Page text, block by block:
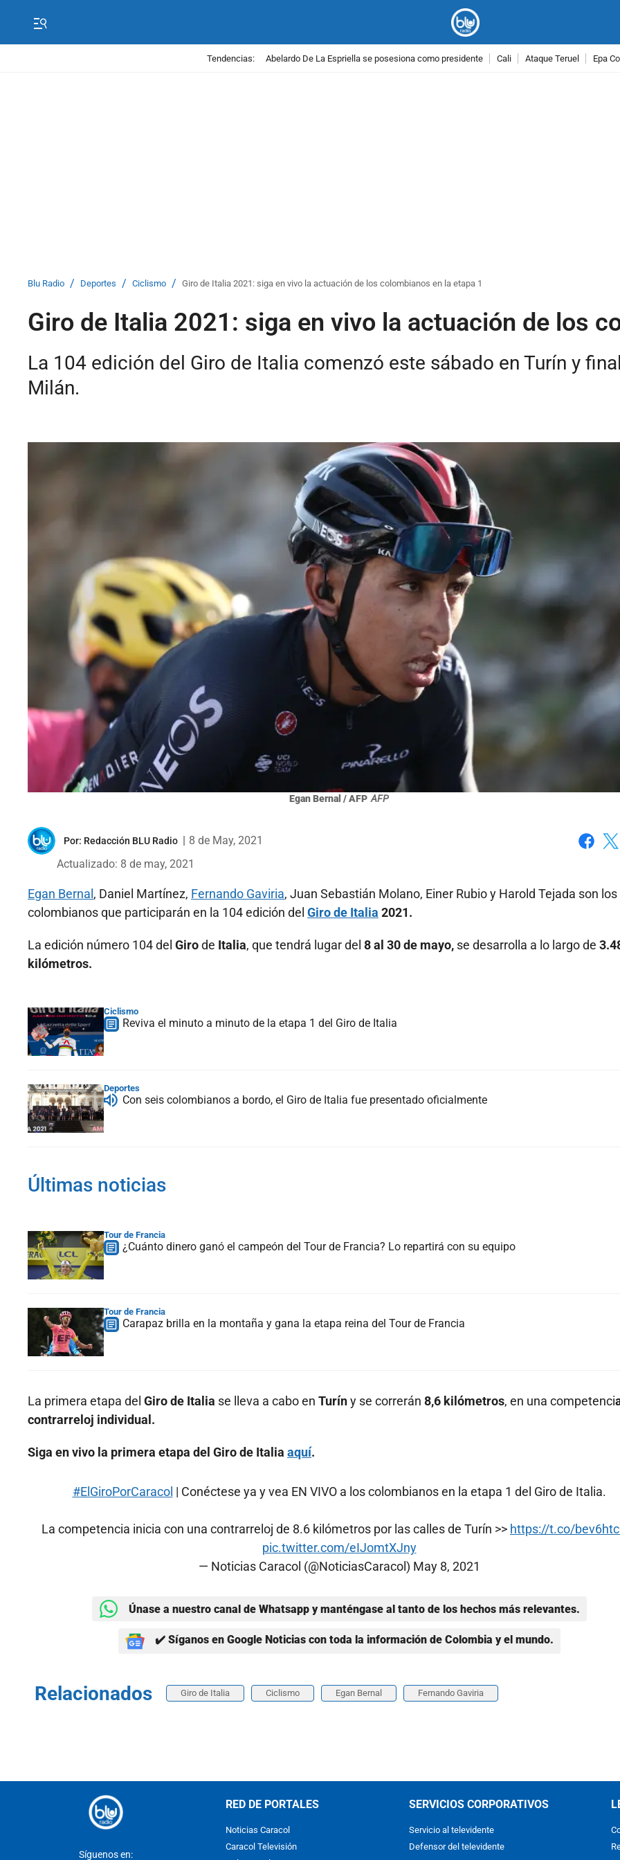
Tendencias: Abelardo De La Espriella se posesiona como presidente Cali Ataque Teruel Epa
Blu Radio / Deportes / Ciclismo / Giro de Italia 2021: siga en vivo la actuación de los colombianos en la etapa 1
Giro de Italia 2021: siga en vivo la actuación de los
La 104 edición del Giro de Italia comenzó este sábado en Turín y
Milán.
Egan Bernal / AFP AFP
Por: Redacción BLU Radio
8 de May, 2021
Actualizado: 8 de may, 2021
Egan Bernal , Daniel Martínez, Fernando Gaviria, Juan Sebastián Molano, Einer Rubio y Harold Tejada son los
colombianos que participarán en la 104 edición del Giro de Italia 2021.
La edición número 104 del Girode Italia, que tendrá lugar del 8 al 30 de mayo, se desarrolla a lo largo de
kilómetros.
Ciclismo
Reviva el minuto a minuto de la etapa 1 del Giro de Italia
Deportes
Con seis colombianos a bordo, el Giro de Italia fue presentado oficialmente
Últimas noticias
Tour de Francia
¿Cuánto dinero ganó el campeón del Tour de Francia? Lo repartirá con su equipo
Tour de Francia
Carapaz brilla en la montaña y gana la etapa reina del Tour de Francia
La primera etapa del Giro de Italia se lleva a cabo en Turíny se correrán 8,6 kilómetros, en una competenci
contrarreloj individual.
Siga en vivo la primera etapa del Giro de Italia aquí.
#ElGiroPorCaracol | Conéctese ya y vea EN VIVO a los colombianos en la etapa 1 del Giro de Italia.
La competencia inicia con una contrarreloj de 8.6 kilómetros por las calles de Turín >> https://t.co/
pic.twitter.com/eIJomtXJny
— Noticias Caracol (@NoticiasCaracol) May 8, 2021
Únase a nuestro canal de Whatsapp y manténgase al tanto de los hechos más relevantes.
✔️ Síganos en Google Noticias con toda la información de Colombia y el mundo.
Relacionados Giro de Italia Ciclismo Egan Bernal Fernando Gaviria
Síguenos en:
RED DE PORTALES
Noticias Caracol
Caracol Televisión
SERVICIOS CORPORATIVOS
Servicio al televidente
Defensor del televidente